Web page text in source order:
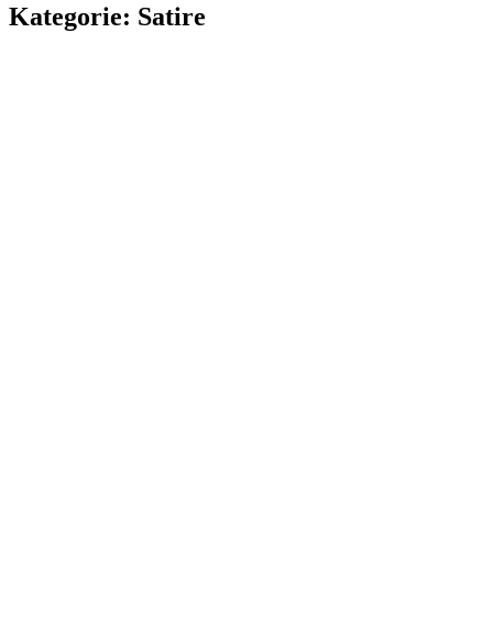
Kategorie: Satire